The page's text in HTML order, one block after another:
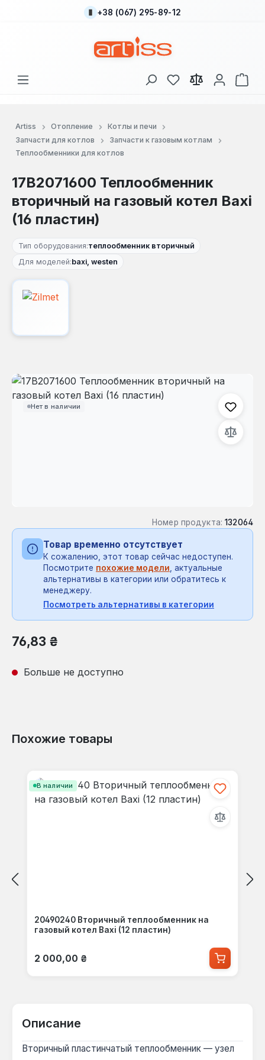
Перейти к основному содержанию
+38 (067) 295-89-12
У вас есть товары
В
Artiss Отопление
Котлы и печи
Запчасти для котлов
Запчасти к газовым котлам
Теплообменники для котлов
17B2071600 Теплообменник
вторичный на газовый котел Baxi
(16 пластин)
Тип оборудования:теплообменник вторичный
Для моделей:baxi, westen
Нет в наличии
Пропустить галерею изображений
Номер продукта: 132064
Товар временно отсутствует
К сожалению, этот товар сейчас недоступен.
Посмотрите похожие модели , актуальные
альтернативы в категории или обратитесь к
менеджеру.
Посмотреть альтернативы в категории
Обычная цена:
76,83 ₴
Больше не доступно
Похожие товары
В наличии
20490240 Вторичный теплообменник на
газовый котел Baxi (12 пластин)
Обычная цена:
2 000,00 ₴
Описание
Вторичный пластинчатый теплообменник — узел